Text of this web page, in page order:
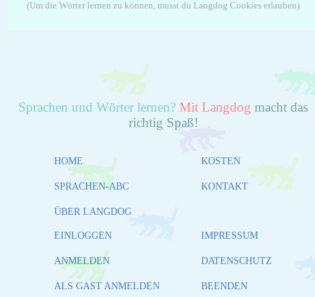
(Um die Wörter lernen zu können, musst du Langdog Cookies erlauben)
Sprachen und Wörter lernen? Mit Langdog macht das
richtig Spaß!
HOME
SPRACHEN-ABC
ÜBER LANGDOG
KOSTEN
KONTAKT
EINLOGGEN
ANMELDEN
ALS GAST ANMELDEN
IMPRESSUM
DATENSCHUTZ
BEENDEN